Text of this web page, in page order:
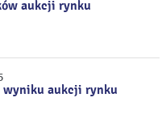
aukcji rynku
aukcji rynku